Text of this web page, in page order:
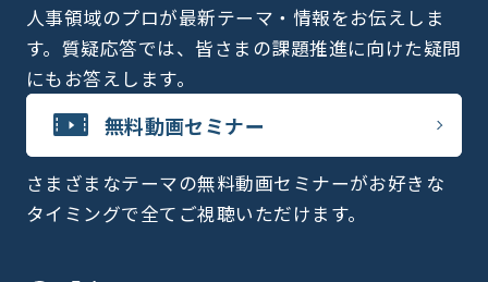
人事領域のプロが最新テーマ・情報をお伝えしま
す。質疑応答では、皆さまの課題推進に向けた疑問
にもお答えします。
無料動画セミナー
さまざまなテーマの無料動画セミナーがお好きな
タイミングで全てご視聴いただけます。